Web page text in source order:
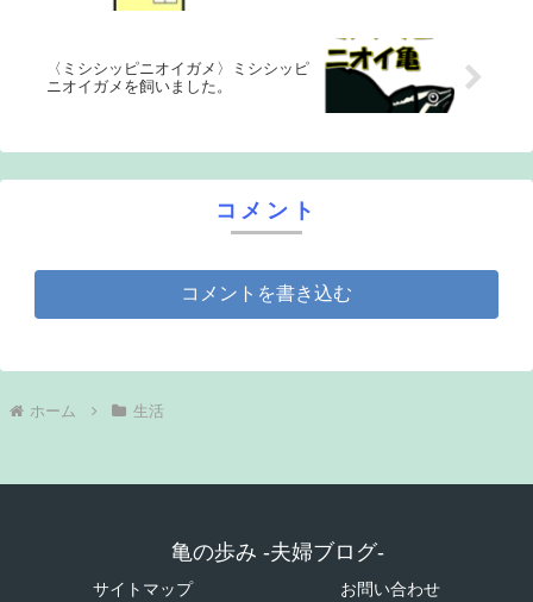
〈ミシシッピニオイガメ〉ミシシッピ
ニオイガメを飼いました。
コメント
コメントを書き込む
ホーム 生活
亀の歩み -夫婦ブログ-
サイトマップ お問い合わせ